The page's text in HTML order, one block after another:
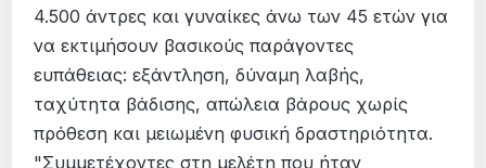
4.500 άντρες και γυναίκες άνω των 45 ετών για
να εκτιμήσουν βασικούς παράγοντες
ευπάθειας: εξάντληση, δύναμη λαβής,
ταχύτητα βάδισης, απώλεια βάρους χωρίς
πρόθεση και μειωμένη φυσική δραστηριότητα.
"Συμμετέχοντες στη μελέτη που ήταν